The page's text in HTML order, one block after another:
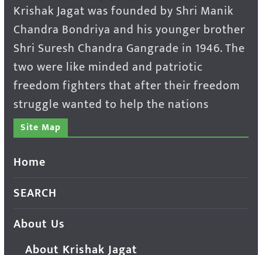
Krishak Jagat was founded by Shri Manik
Chandra Bondriya and his younger brother
Shri Suresh Chandra Gangrade in 1946. The
two were like minded and patriotic
freedom fighters that after their freedom
struggle wanted to help the nations
Site Map
Home
SEARCH
About Us
About Krishak Jagat